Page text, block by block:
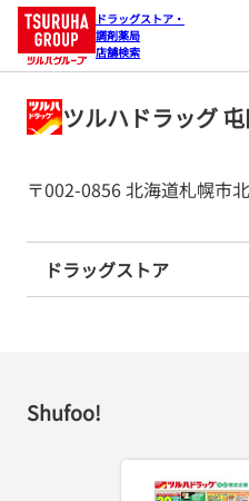
ドラッグストア・
調剤薬局
店舗検索
ツルハドラッグ
〒002-0856 北海道札幌市
ドラッグストア
Shufoo!